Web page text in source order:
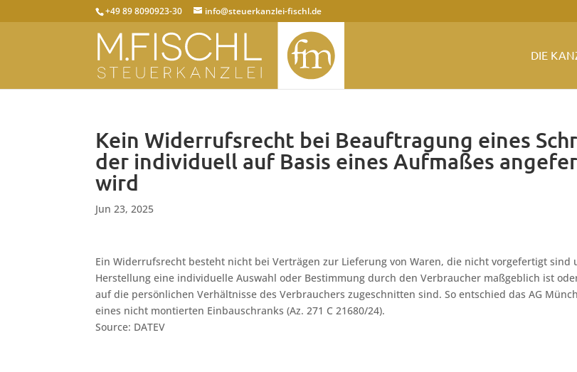
+49 89 8090923-30 info@steuerkanzlei-fischl.de
DIE
Kein Widerrufsrecht bei Beauftragung eines
der individuell auf Basis eines Aufmaßes
wird
Jun 23, 2025
Ein Widerrufsrecht besteht nicht bei Verträgen zur Lieferung von Waren, die nicht vorgefertigt sind
Herstellung eine individuelle Auswahl oder Bestimmung durch den Verbraucher maßgeblich ist
auf die persönlichen Verhältnisse des Verbrauchers zugeschnitten sind. So entschied das AG
eines nicht montierten Einbauschranks (Az. 271 C 21680/24).
Source: DATEV